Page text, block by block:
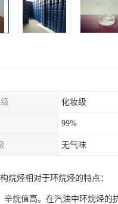
化妆级
99%
无气味
烷烃相对于环烷烃的特点：
辛烷值高。在汽油中环烷烃的